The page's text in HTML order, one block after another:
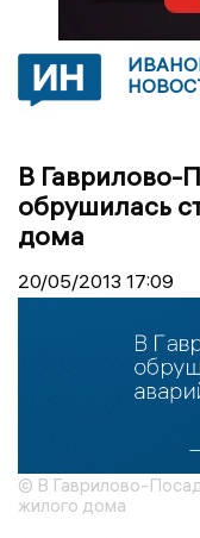
В Гаврилово-
обрушилась
дома
20/05/2013 17:09
© В Гаврилово-
жилого дома